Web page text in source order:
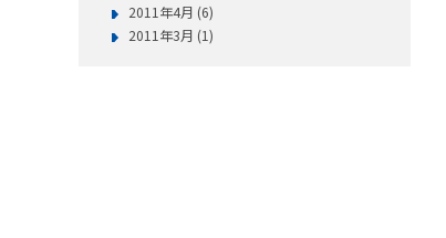
2011年4月 (6)
2011年3月 (1)